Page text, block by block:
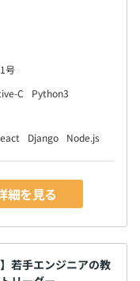
号
C
Python3
Django Node.js
細を見る
若手エンジニアの教